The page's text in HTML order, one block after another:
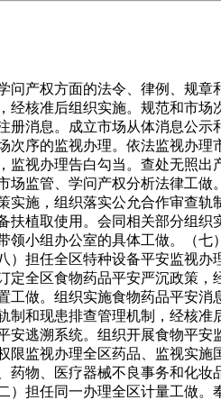
权方面的法令、律例、规章
核准后组织实施。规范和市
消息。成立市场从体消息公
序的监视办理。依法监视办
视办理告白勾当。查处无照
监管、学问产权分析法律工
施，组织落实公允合作审查
植取使用。会同相关部分组
小组办公室的具体工做。（
担任全区特种设备平安监视
全区食物药品平安严沉政策
做。组织实施食物药品平安
和现患排查管理机制，经核
逃溯系统。组织开展食物平
监视办理全区药品、监视实
物、医疗器械不良事务和化
担任同一办理全区计量工做